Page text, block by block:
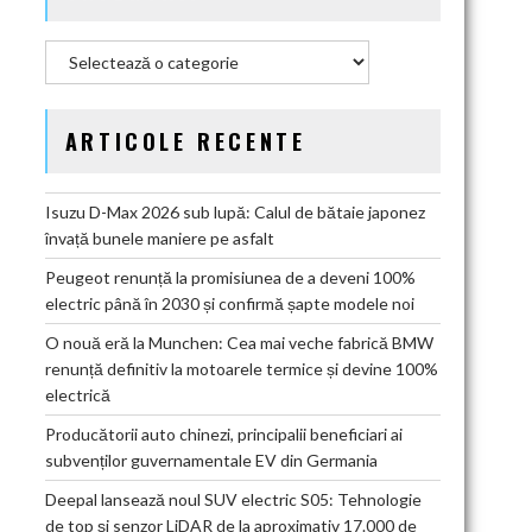
ARTICOLE RECENTE
Isuzu D-Max 2026 sub lupă: Calul de bătaie japonez
învață bunele maniere pe asfalt
Peugeot renunță la promisiunea de a deveni 100%
electric până în 2030 și confirmă șapte modele noi
O nouă eră la Munchen: Cea mai veche fabrică BMW
renunță definitiv la motoarele termice și devine 100%
electrică
Producătorii auto chinezi, principalii beneficiari ai
subvenților guvernamentale EV din Germania
Deepal lansează noul SUV electric S05: Tehnologie
de top și senzor LiDAR de la aproximativ 17.000 de